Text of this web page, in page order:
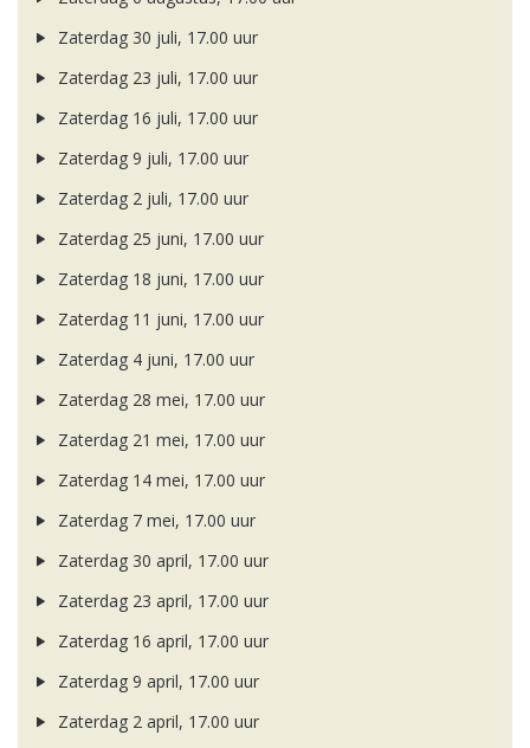
Zaterdag 30 juli, 17.00 uur
Zaterdag 23 juli, 17.00 uur
Zaterdag 16 juli, 17.00 uur
Zaterdag 9 juli, 17.00 uur
Zaterdag 2 juli, 17.00 uur
Zaterdag 25 juni, 17.00 uur
Zaterdag 18 juni, 17.00 uur
Zaterdag 11 juni, 17.00 uur
Zaterdag 4 juni, 17.00 uur
Zaterdag 28 mei, 17.00 uur
Zaterdag 21 mei, 17.00 uur
Zaterdag 14 mei, 17.00 uur
Zaterdag 7 mei, 17.00 uur
Zaterdag 30 april, 17.00 uur
Zaterdag 23 april, 17.00 uur
Zaterdag 16 april, 17.00 uur
Zaterdag 9 april, 17.00 uur
Zaterdag 2 april, 17.00 uur